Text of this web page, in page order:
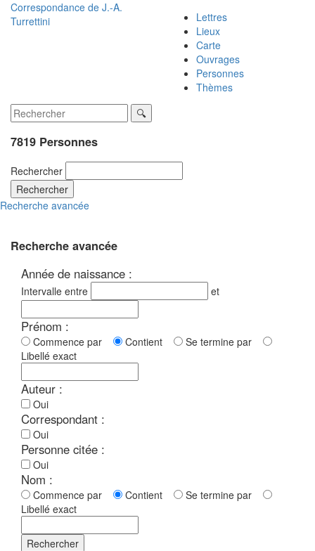
Correspondance de J.-A.
Turrettini
Lettres
Lieux
Carte
Ouvrages
Personnes
Thèmes
7819 Personnes
Rechercher
Rechercher
Recherche avancée
Recherche avancée
Année de naissance :
Intervalle entre et
Prénom :
Commence par Contient
Se termine par
Libellé exact
Auteur :
Oui
Correspondant :
Oui
Personne citée :
Oui
Nom :
Commence par Contient
Se termine par
Libellé exact
Rechercher